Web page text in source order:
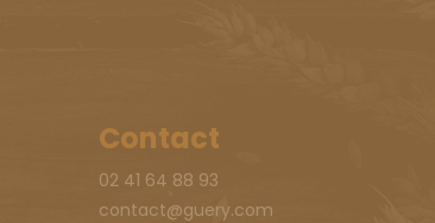
Contact
02 41 64 88 93
contact@guery.com